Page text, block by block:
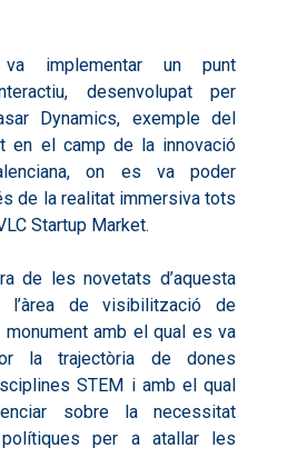
implementar un punt
desenvolupat per
Dynamics, exemple del
en el camp de la innovació
on es va poder
de la realitat immersiva tots
Startup Market.
de les novetats d’aquesta
de visibilització de
monument amb el qual es va
la trajectòria de dones
STEM i amb el qual
sobre la necessitat
polítiques per a atallar les
Inici
Presentació
Què és Avalem
Missions